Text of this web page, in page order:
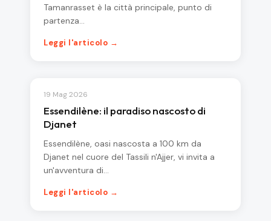
Tamanrasset è la città principale, punto di
partenza…
Leggi l'articolo →
19 Mag 2026
Essendilène: il paradiso nascosto di
Djanet
Essendilène, oasi nascosta a 100 km da
Djanet nel cuore del Tassili n'Ajjer, vi invita a
un'avventura di…
Leggi l'articolo →